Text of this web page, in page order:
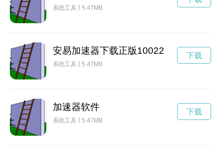
系统工具 5.47MB
安易加速器下载正版10022
系统工具 5.47MB
下载
加速器软件
系统工具 5.47MB
下载